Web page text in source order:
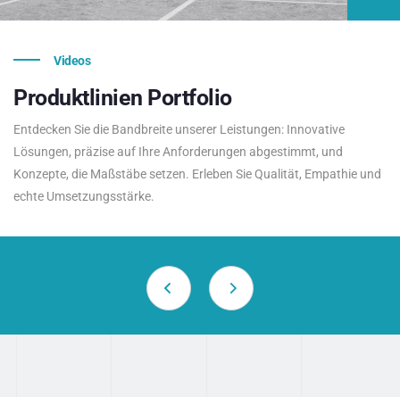
Videos
Produktlinien Portfolio
Entdecken Sie die Bandbreite unserer Leistungen: Innovative
Lösungen, präzise auf Ihre Anforderungen abgestimmt, und
Konzepte, die Maßstäbe setzen. Erleben Sie Qualität, Empathie und
echte Umsetzungsstärke.